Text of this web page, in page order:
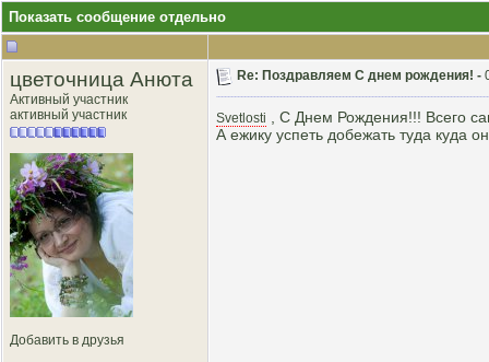
Показать сообщение отдельно
цветочница Анюта
Активный участник
активный участник
Добавить в друзья
Re: Поздравляем С днем рождения! -
Svetlosti
, С Днем Рождения!!! Всего
А ежику успеть добежать туда куда